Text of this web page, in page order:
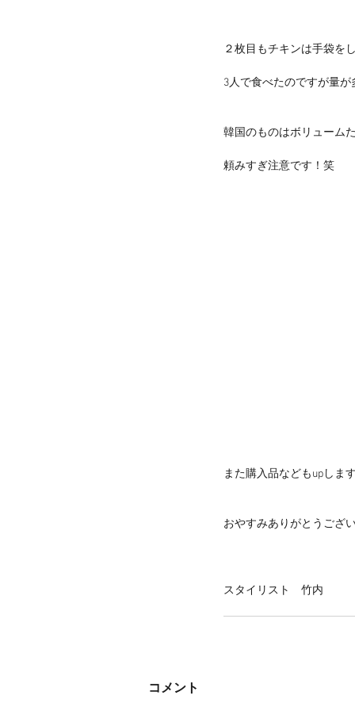
２枚目もチキンは手袋を
3人で食べたのですが量が
韓国のものはボリューム
頼みすぎ注意です！笑
また購入品などもupしま
おやすみありがとうござ
スタイリスト　竹内
コメント